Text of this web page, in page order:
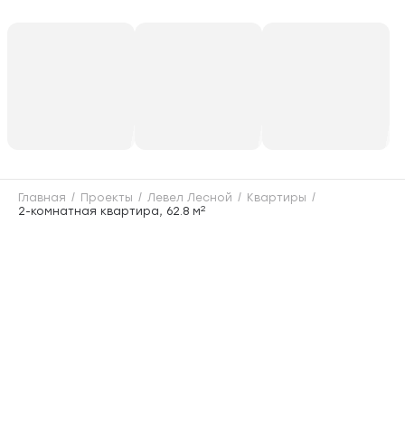
Главная Проекты Левел Лесной
Квартиры
2-комнатная квартира, 62.8 м2